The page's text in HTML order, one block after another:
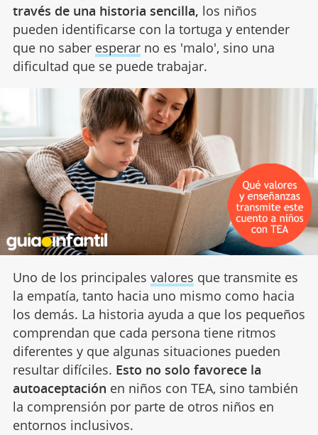
través de una historia sencilla, los niños
pueden identificarse con la tortuga y entender
que no saber esperarno es 'malo', sino una
dificultad que se puede trabajar.
Uno de los principales valores que transmite es
la empatía, tanto hacia uno mismo como hacia
los demás. La historia ayuda a que los pequeños
comprendan que cada persona tiene ritmos
diferentes y que algunas situaciones pueden
resultar difíciles. Esto no solo favorece la
autoaceptación en niños con TEA, sino también
la comprensión por parte de otros niños en
entornos inclusivos.